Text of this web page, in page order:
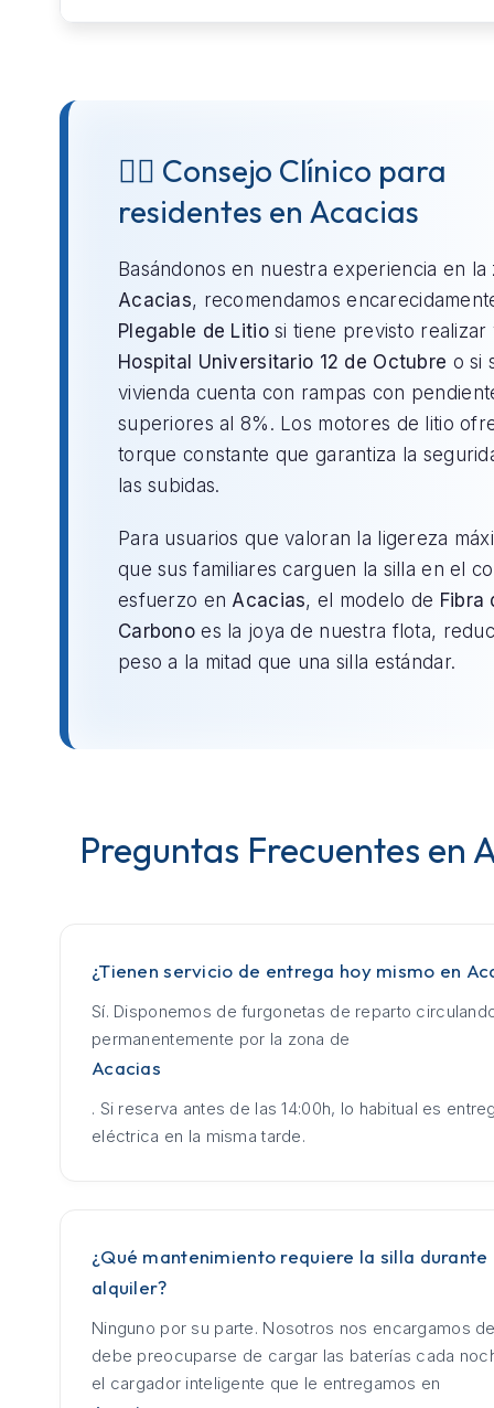
👨‍⚕️ Consejo Clínico para
residentes en Acacias
Basándonos en nuestra experiencia en la
Acacias, recomendamos
Plegable de Litiosi tiene previsto realizar
Hospital Universitario 12 de Octubre o si
vivienda cuenta con rampas con
superiores al 8%. Los motores de litio
torque constante que garantiza la
las subidas.
Para usuarios que valoran la ligereza
que sus familiares carguen la silla en el
esfuerzo en Acacias, el modelo de Fibra
Carbono es la joya de nuestra flota,
peso a la mitad que una silla estándar.
Preguntas Frecuentes en
¿Tienen servicio de entrega hoy mismo en
Sí. Disponemos de furgonetas de reparto
permanentemente por la zona de
Acacias
. Si reserva antes de las 14:00h, lo habitual es
eléctrica en la misma tarde.
¿Qué mantenimiento requiere la silla durante
alquiler?
Ninguno por su parte. Nosotros nos encargamos
debe preocuparse de cargar las baterías cada
el cargador inteligente que le entregamos en